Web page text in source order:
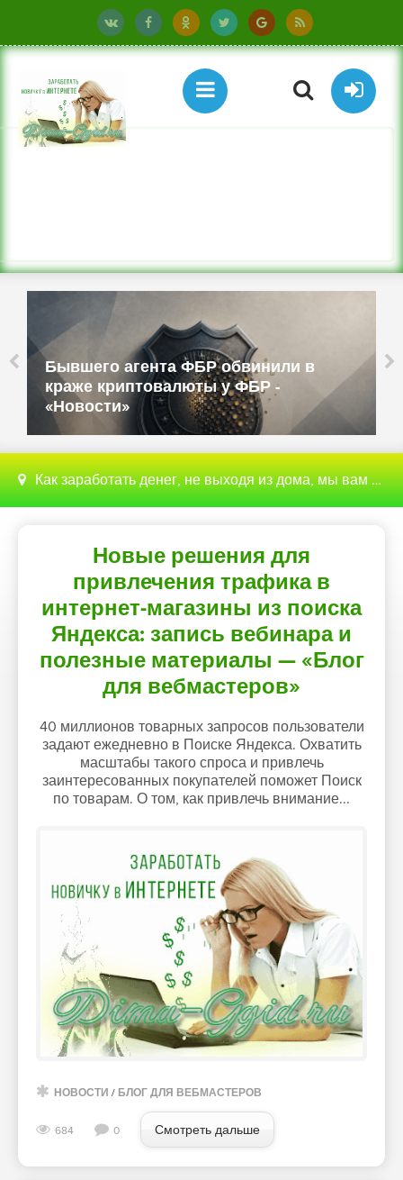
Бюджетные ТВ-приставки имитируют
смартфоны и работают как прокси -
«Новости»
Как заработать денег, не выходя из дома, мы вам поможем с этим разобраться
Новые решения для
привлечения трафика в
интернет-магазины из поиска
Яндекса: запись вебинара и
полезные материалы — «Блог
для вебмастеров»
40 миллионов товарных запросов пользователи
задают ежедневно в Поиске Яндекса. Охватить
масштабы такого спроса и привлечь
заинтересованных покупателей поможет Поиск
по товарам. О том, как привлечь внимание...
НОВОСТИ / БЛОГ ДЛЯ ВЕБМАСТЕРОВ
684 0 Смотреть дальше